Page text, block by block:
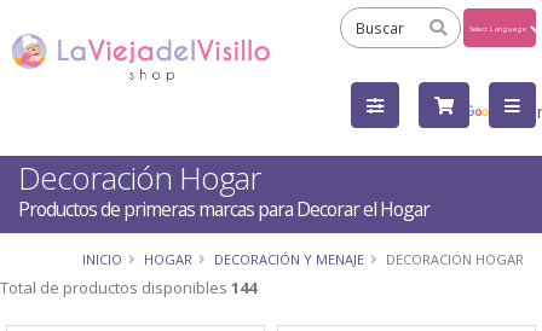
by
Decoración Hogar
Productos de primeras marcas para Decorar el Hogar
INICIO HOGAR DECORACIÓN Y MENAJE DECORACIÓN HOGAR
Total de productos disponibles 144